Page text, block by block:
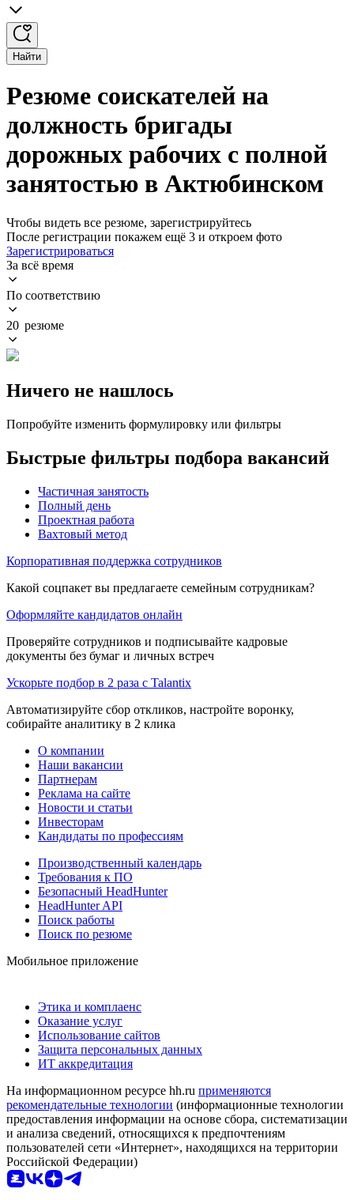
Найти
Резюме соискателей на
должность бригады
дорожных рабочих с полной
занятостью в Актюбинском
Чтобы видеть все резюме, зарегистрируйтесь
После регистрации покажем ещё 3 и откроем фото
Зарегистрироваться
За всё время
По соответствию
20 резюме
Ничего не нашлось
Попробуйте изменить формулировку или фильтры
Быстрые фильтры подбора вакансий
Частичная занятость
Полный день
Проектная работа
Вахтовый метод
Корпоративная поддержка сотрудников
Какой соцпакет вы предлагаете семейным сотрудникам?
Оформляйте кандидатов онлайн
Проверяйте сотрудников и подписывайте кадровые
документы без бумаг и личных встреч
Ускорьте подбор в 2 раза с Talantix
Автоматизируйте сбор откликов, настройте воронку,
собирайте аналитику в 2 клика
О компании
Наши вакансии
Партнерам
Реклама на сайте
Новости и статьи
Инвесторам
Кандидаты по профессиям
Производственный календарь
Требования к ПО
Безопасный HeadHunter
HeadHunter API
Поиск работы
Поиск по резюме
Мобильное приложение
Этика и комплаенс
Оказание услуг
Использование сайтов
Защита персональных данных
ИТ аккредитация
На информационном ресурсе hh.ru применяются
рекомендательные технологии (информационные технологии
предоставления информации на основе сбора, систематизации
и анализа сведений, относящихся к предпочтениям
пользователей сети «Интернет», находящихся на территории
Российской Федерации)